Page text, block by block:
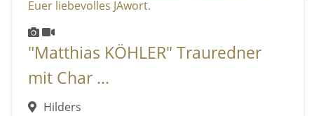
"Matthias KÖHLER" Trauredner
mit Char ...
Hilders